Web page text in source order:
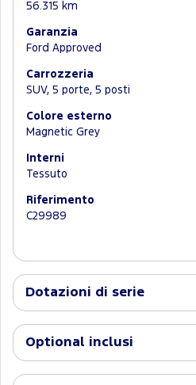
56.315 km
Garanzia
Ford Approved
Carrozzeria
SUV, 5 porte, 5 posti
Colore esterno
Magnetic Grey
Interni
Tessuto
Riferimento
C29989
Dotazioni di serie
Optional inclusi